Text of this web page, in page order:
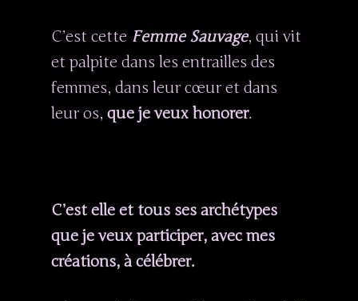
C’est cette Femme Sauvage, qui vit
et palpite dans les entrailles des
femmes, dans leur cœur et dans
leur os, que je veux honorer.
C’est elle et tous ses archétypes
que je veux participer, avec mes
créations, à célébrer.